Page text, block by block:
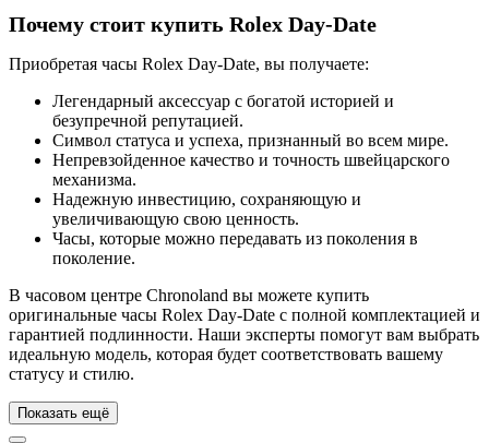
Почему стоит купить Rolex Day-Date
Приобретая часы Rolex Day-Date, вы получаете:
Легендарный аксессуар с богатой историей и
безупречной репутацией.
Символ статуса и успеха, признанный во всем мире.
Непревзойденное качество и точность швейцарского
механизма.
Надежную инвестицию, сохраняющую и
увеличивающую свою ценность.
Часы, которые можно передавать из поколения в
поколение.
В часовом центре Chronoland вы можете купить
оригинальные часы Rolex Day-Date с полной комплектацией и
гарантией подлинности. Наши эксперты помогут вам выбрать
идеальную модель, которая будет соответствовать вашему
статусу и стилю.
Показать ещё